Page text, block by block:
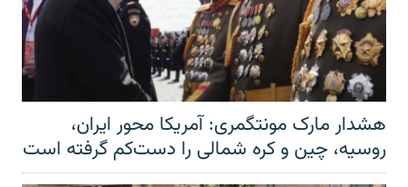
هشدار مارک مونتگمری: آمریکا محور ایران،
روسیه، چین و کره شمالی را دست‌کم گرفته است